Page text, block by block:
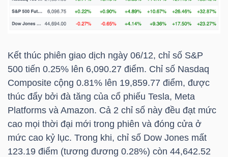
Kết thúc phiên giao dịch ngày 06/12, chỉ số S&P
500 tiến 0.25% lên 6,090.27 điểm. Chỉ số Nasdaq
Composite cộng 0.81% lên 19,859.77 điểm, được
thúc đẩy bởi đà tăng của cổ phiếu Tesla, Meta
Platforms và Amazon. Cả 2 chỉ số này đều đạt mức
cao mọi thời đại mới trong phiên và đóng cửa ở
mức cao kỷ lục. Trong khi, chỉ số Dow Jones mất
123.19 điểm (tương đương 0.28%) còn 44,642.52
HÓA
KINH
TẾ